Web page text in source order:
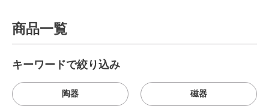
商品一覧
キーワードで絞り込み
陶器 磁器